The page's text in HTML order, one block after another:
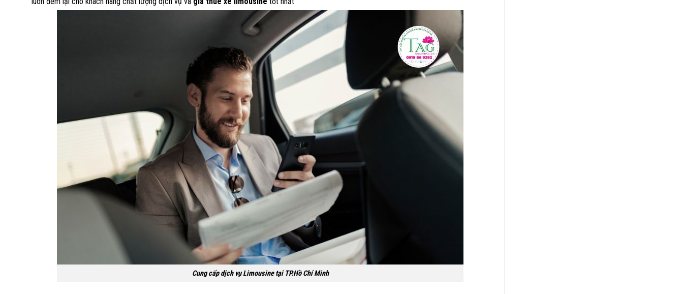
Cung cấp dịch vụ Limousine tại TP.Hồ Chí Minh